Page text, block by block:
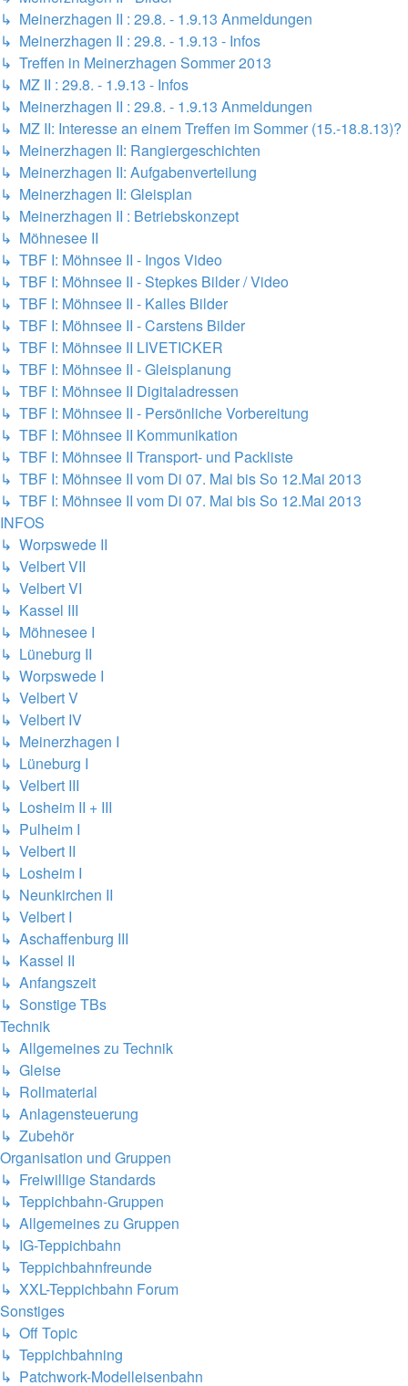
↳ Meinerzhagen II : 29.8. - 1.9.13 Anmeldungen
↳ Meinerzhagen II : 29.8. - 1.9.13 - Infos
↳ Treffen in Meinerzhagen Sommer 2013
↳ MZ II : 29.8. - 1.9.13 - Infos
↳ Meinerzhagen II : 29.8. - 1.9.13 Anmeldungen
↳ MZ II: Interesse an einem Treffen im Sommer (15.-18.8.13)?
↳ Meinerzhagen II: Rangiergeschichten
↳ Meinerzhagen II: Aufgabenverteilung
↳ Meinerzhagen II: Gleisplan
↳ Meinerzhagen II : Betriebskonzept
↳ Möhnesee II
↳ TBF I: Möhnsee II - Ingos Video
↳ TBF I: Möhnsee II - Stepkes Bilder / Video
↳ TBF I: Möhnsee II - Kalles Bilder
↳ TBF I: Möhnsee II - Carstens Bilder
↳ TBF I: Möhnsee II LIVETICKER
↳ TBF I: Möhnsee II - Gleisplanung
↳ TBF I: Möhnsee II Digitaladressen
↳ TBF I: Möhnsee II - Persönliche Vorbereitung
↳ TBF I: Möhnsee II Kommunikation
↳ TBF I: Möhnsee II Transport- und Packliste
↳ TBF I: Möhnsee II vom Di 07. Mai bis So 12.Mai 2013
↳ TBF I: Möhnsee II vom Di 07. Mai bis So 12.Mai 2013
INFOS
↳ Worpswede II
↳ Velbert VII
↳ Velbert VI
↳ Kassel III
↳ Möhnesee I
↳ Lüneburg II
↳ Worpswede I
↳ Velbert V
↳ Velbert IV
↳ Meinerzhagen I
↳ Lüneburg I
↳ Velbert III
↳ Losheim II + III
↳ Pulheim I
↳ Velbert II
↳ Losheim I
↳ Neunkirchen II
↳ Velbert I
↳ Aschaffenburg III
↳ Kassel II
↳ Anfangszeit
↳ Sonstige TBs
Technik
↳ Allgemeines zu Technik
↳ Gleise
↳ Rollmaterial
↳ Anlagensteuerung
↳ Zubehör
Organisation und Gruppen
↳ Freiwillige Standards
↳ Teppichbahn-Gruppen
↳ Allgemeines zu Gruppen
↳ IG-Teppichbahn
↳ Teppichbahnfreunde
↳ XXL-Teppichbahn Forum
Sonstiges
↳ Off Topic
↳ Teppichbahning
↳ Patchwork-Modelleisenbahn